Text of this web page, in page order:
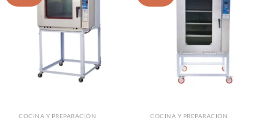
COCINA Y PREPARACIÓN COCINA Y PREPARACIÓN